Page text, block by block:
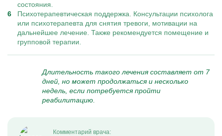
состояния.
Психотерапевтическая поддержка. Консультации психолога
или психотерапевта для снятия тревоги, мотивации на
дальнейшее лечение. Также рекомендуется помещение и
групповой терапии.
Длительность такого лечения составляет от 7
дней, но может продолжаться и несколько
недель, если потребуется пройти
реабилитацию.
Комментарий врача: